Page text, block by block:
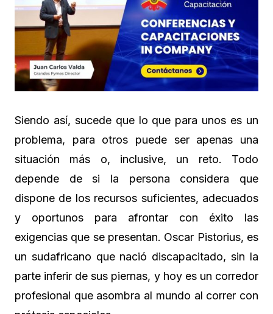
Siendo así, sucede que lo que para unos es un
problema, para otros puede ser apenas una
situación más o, inclusive, un reto. Todo
depende de si la persona considera que
dispone de los recursos suficientes, adecuados
y oportunos para afrontar con éxito las
exigencias que se presentan. Oscar Pistorius, es
un sudafricano que nació discapacitado, sin la
parte inferir de sus piernas, y hoy es un corredor
profesional que asombra al mundo al correr con